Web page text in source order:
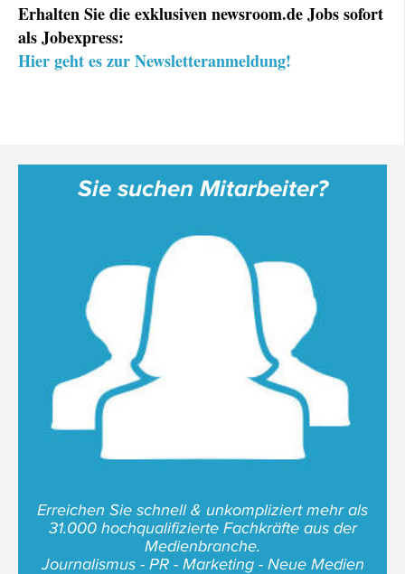
Erhalten Sie die exklusiven newsroom.de Jobs sofort
als Jobexpress:
Hier geht es zur Newsletteranmeldung!
Sie suchen Mitarbeiter?
Erreichen Sie schnell & unkompliziert mehr als
31.000 hochqualifizierte Fachkräfte aus der
Medienbranche.
Journalismus - PR - Marketing - Neue Medien